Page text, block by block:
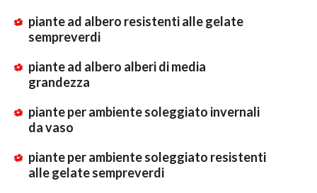
piante ad albero resistenti alle gelate
sempreverdi
piante ad albero alberi di media
grandezza
piante per ambiente soleggiato invernali
da vaso
piante per ambiente soleggiato resistenti
alle gelate sempreverdi